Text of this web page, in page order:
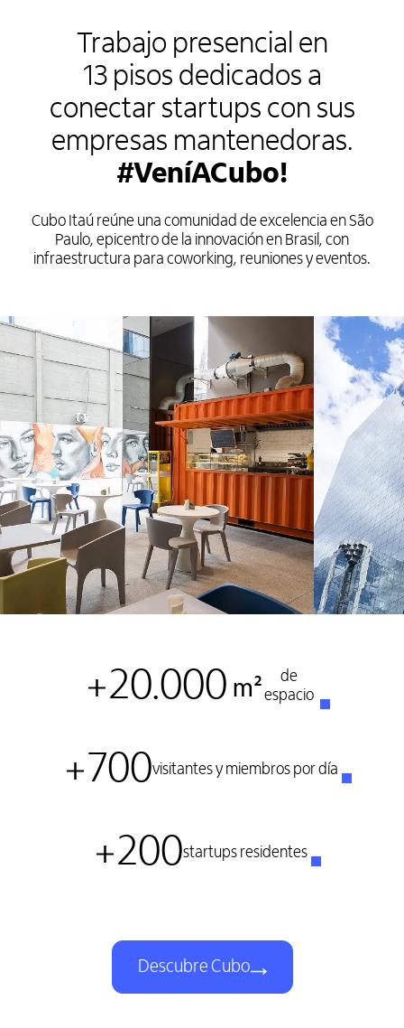
Trabajo presencial en
13 pisos dedicados a
conectar startups con sus
empresas mantenedoras.
#VeníACubo!
Cubo Itaú reúne una comunidad de excelencia en São
Paulo, epicentro de la innovación en Brasil, con
infraestructura para coworking, reuniones y eventos.
20.000 m²
de
espacio
700visitantes y miembros por día
200startups residentes
Descubre Cubo